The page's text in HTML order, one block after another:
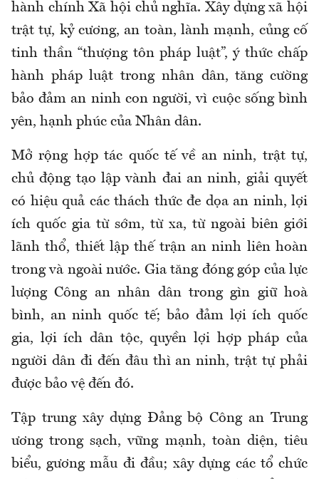
hành chính Xã hội chủ nghĩa. Xây dựng xã hội
trật tự, kỷ cương, an toàn, lành mạnh, củng cố
tinh thần “thượng tôn pháp luật”, ý thức chấp
hành pháp luật trong nhân dân, tăng cường
bảo đảm an ninh con người, vì cuộc sống bình
yên, hạnh phúc của Nhân dân.
Mở rộng hợp tác quốc tế về an ninh, trật tự,
chủ động tạo lập vành đai an ninh, giải quyết
có hiệu quả các thách thức đe dọa an ninh, lợi
ích quốc gia từ sớm, từ xa, từ ngoài biên giới
lãnh thổ, thiết lập thế trận an ninh liên hoàn
trong và ngoài nước. Gia tăng đóng góp của lực
lượng Công an nhân dân trong gìn giữ hoà
bình, an ninh quốc tế; bảo đảm lợi ích quốc
gia, lợi ích dân tộc, quyền lợi hợp pháp của
người dân đi đến đâu thì an ninh, trật tự phải
được bảo vệ đến đó.
Tập trung xây dựng Đảng bộ Công an Trung
ương trong sạch, vững mạnh, toàn diện, tiêu
biểu, gương mẫu đi đầu; xây dựng các tổ chức